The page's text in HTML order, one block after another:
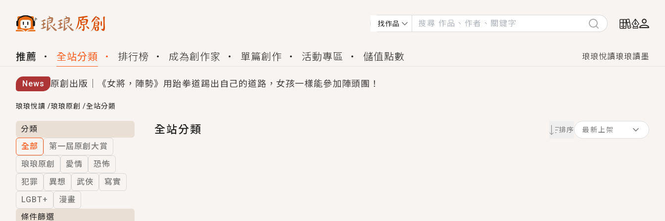
找作品
推薦 全站分類 排行榜 成為創作家 單篇創作 活動專區 儲值點數 琅琅悅讀琅琅讀墨
News 原創出版｜《女將，陣勢》用跆拳道踢出自己的道路，女孩一樣能參加陣頭團！
創,作家招募｜華文小說創作首選！有機會獲得豐富廣宣資源、專屬服務與獨享福利！
小編心動書單｜《離婚你提的，二婚嫁大佬，你哭什麼？》追妻火葬場！前夫失憶移情別戀，她頭也不回找新歡，他居然還後悔了？
GL｜《夏日與檸檬與重疊世界》炎熱的夏日、檸檬的香氣、互相愛慕的兩位少女，今夏最推純愛GL漫畫！
BL｜《費洛蒙中毒》救命！特殊費洛蒙體質世界觀，無法抗拒的吸引力，已中毒Σ>―(〃°ω°〃)♡→
OMG你嚇到我了｜《陰陽鬼店》上班族買了房子模型，但現實中買下的竟是屬於他的停屍櫃？！
言情｜《國語推行員》每個人心中都有一個連自己也無法改變的永恆， 他的一生將不由自主追逐著她……
琅琅悅讀 /琅琅原創 /全站分類
分類
全部
第一屆原創大賞
琅琅原創
愛情
恐怖
犯罪
異想 武俠
寫實
LGBT+
漫畫
條件篩選
全站分類 排序 最新上架